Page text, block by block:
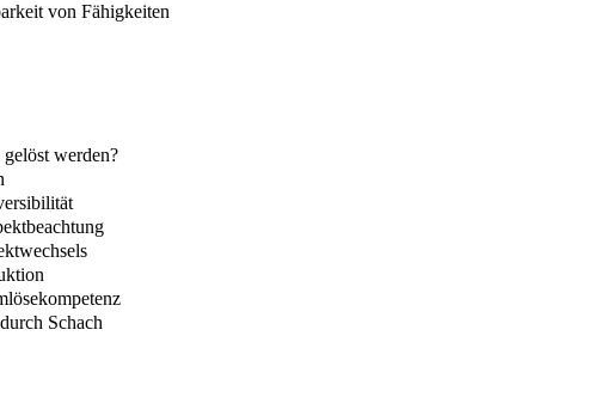
von Fähigkeiten
werden?
Schach